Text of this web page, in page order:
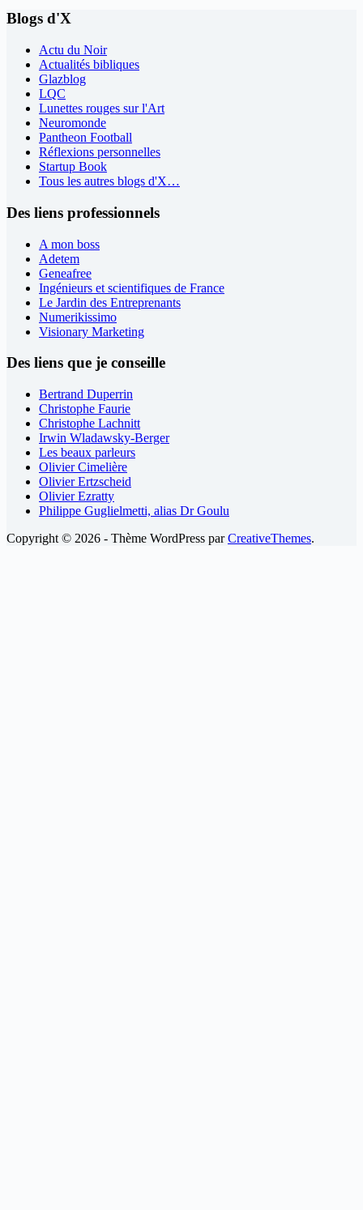
Blogs d'X
Actu du Noir
Actualités bibliques
Glazblog
LQC
Lunettes rouges sur l'Art
Neuromonde
Pantheon Football
Réflexions personnelles
Startup Book
Tous les autres blogs d'X…
Des liens professionnels
A mon boss
Adetem
Geneafree
Ingénieurs et scientifiques de France
Le Jardin des Entreprenants
Numerikissimo
Visionary Marketing
Des liens que je conseille
Bertrand Duperrin
Christophe Faurie
Christophe Lachnitt
Irwin Wladawsky-Berger
Les beaux parleurs
Olivier Cimelière
Olivier Ertzscheid
Olivier Ezratty
Philippe Guglielmetti, alias Dr Goulu
Copyright © 2026 - Thème WordPress parCreativeThemes.